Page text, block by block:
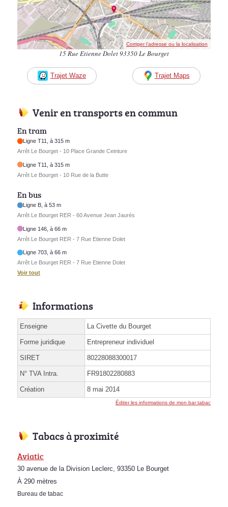
Corriger l’adresse ou la localisation
15 Rue Etienne Dolet 93350 Le Bourget
Trajet Waze Trajet Maps
Venir en transports en commun
En tram
Ligne T11, à 315 m
Arrêt Le Bourget - 10 Place Grande Ceinture
Ligne T11, à 315 m
Arrêt Le Bourget - 10 Rue de la Butte
En bus
Ligne B, à 53 m
Arrêt Le Bourget RER - 60 Avenue Jean Jaurès
Ligne 146, à 66 m
Arrêt Le Bourget RER - 7 Rue Etienne Dolet
Ligne 703, à 66 m
Arrêt Le Bourget RER - 7 Rue Etienne Dolet
Voir tout
Informations
Enseigne La Civette du Bourget
Forme juridique Entrepreneur individuel
SIRET 80228088300017
N° TVA Intra. FR91802280883
Création 8 mai 2014
Éditer les informations de mon bar tabac
Tabacs à proximité
Aviatic
30 avenue de la Division Leclerc, 93350 Le Bourget
À 290 mètres
Bureau de tabac